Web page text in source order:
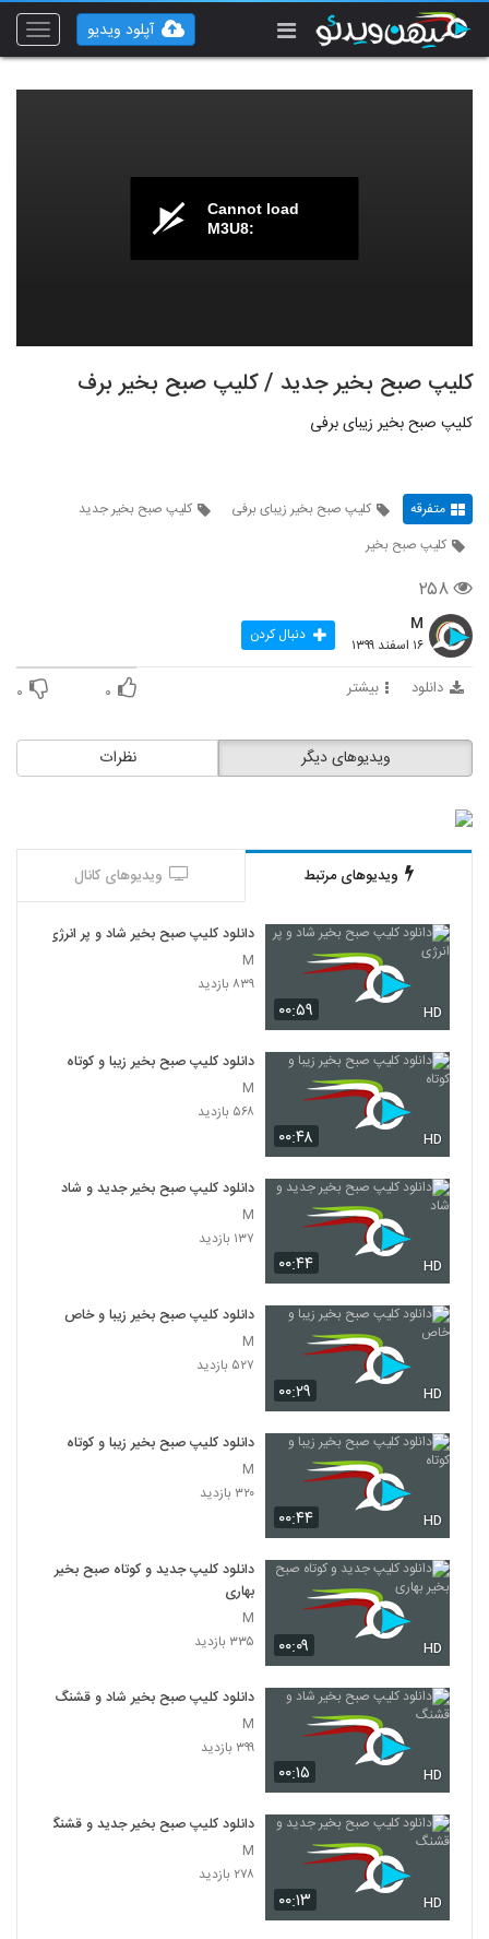
Toggle
آپلود ویدیو
Cannot load
M3U8:
کلیپ صبح بخیر جدید / کلیپ صبح بخیر برف
کلیپ صبح بخیر زیبای برفی
متفرقه کلیپ صبح بخیر زیبای برفی
کلیپ صبح بخیر جدید
کلیپ صبح بخیر
۲۵۸
M
۱۶ اسفند ۱۳۹۹ دنبال کردن
دانلود بیشتر ۰ ۰
نظرات ویدیوهای دیگر
ویدیوهای مرتبط ویدیوهای کانال
۰۰:۵۹ HD
دانلود کلیپ صبح بخیر شاد و پر انرژی
M
۸۳۹ بازدید
۰۰:۴۸ HD
دانلود کلیپ صبح بخیر زیبا و کوتاه
M
۵۶۸ بازدید
۰۰:۴۴ HD
دانلود کلیپ صبح بخیر جدید و شاد
M
۱۳۷ بازدید
۰۰:۲۹ HD
دانلود کلیپ صبح بخیر زیبا و خاص
M
۵۲۷ بازدید
۰۰:۴۴ HD
دانلود کلیپ صبح بخیر زیبا و کوتاه
M
۳۲۰ بازدید
۰۰:۰۹ HD
دانلود کلیپ جدید و کوتاه صبح بخیر
بهاری
M
۳۳۵ بازدید
۰۰:۱۵ HD
دانلود کلیپ صبح بخیر شاد و قشنگ
M
۳۹۹ بازدید
۰۰:۱۳ HD
دانلود کلیپ صبح بخیر جدید و قشنگ
M
۲۷۸ بازدید